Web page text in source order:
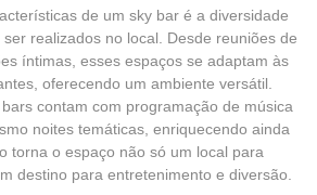
de um sky bar é a diversidade
realizados no local. Desde reuniões de
íntimas, esses espaços se adaptam às
oferecendo um ambiente versátil.
contam com programação de música
noites temáticas, enriquecendo ainda
torna o espaço não só um local para
destino para entretenimento e diversão.